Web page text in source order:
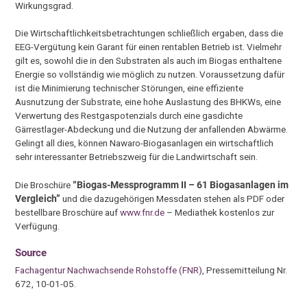
Wirkungsgrad.
Die Wirtschaftlichkeitsbetrachtungen schließlich ergaben, dass die
EEG-Vergütung kein Garant für einen rentablen Betrieb ist. Vielmehr
gilt es, sowohl die in den Substraten als auch im Biogas enthaltene
Energie so vollständig wie möglich zu nutzen. Voraussetzung dafür
ist die Minimierung technischer Störungen, eine effiziente
Ausnutzung der Substrate, eine hohe Auslastung des BHKWs, eine
Verwertung des Restgaspotenzials durch eine gasdichte
Gärrestlager-Abdeckung und die Nutzung der anfallenden Abwärme.
Gelingt all dies, können Nawaro-Biogasanlagen ein wirtschaftlich
sehr interessanter Betriebszweig für die Landwirtschaft sein.
Die Broschüre“Biogas-Messprogramm II – 61 Biogasanlagen im
Vergleich” und die dazugehörigen Messdaten stehen als PDF oder
bestellbare Broschüre aufwww.fnr.de – Mediathek kostenlos zur
Verfügung.
Source
Fachagentur Nachwachsende Rohstoffe (FNR) , Pressemitteilung Nr.
672, 10-01-05.